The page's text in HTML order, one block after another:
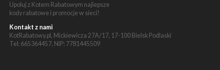
Upoluj z Kotem Rabatowym najlepsze
kody rabatowe i promocje w sieci!
Kontakt z nami
KotRabatowy.pl, Mickiewicza 27A/17, 17-100 Bielsk Podlaski
Tel: 665364457, NIP: 7781445509